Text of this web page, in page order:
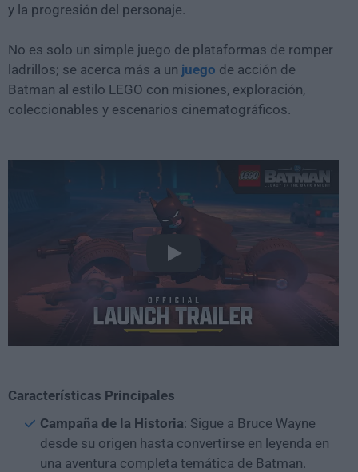
y la progresión del personaje.
No es solo un simple juego de plataformas de romper
ladrillos; se acerca más a un juego de acción de
Batman al estilo LEGO con misiones, exploración,
coleccionables y escenarios cinematográficos.
Play
Características Principales
Campaña de la Historia: Sigue a Bruce Wayne
desde su origen hasta convertirse en leyenda en
una aventura completa temática de Batman.